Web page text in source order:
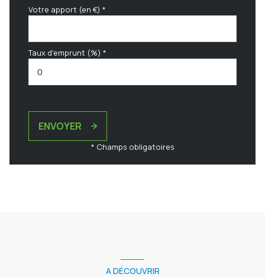
Votre apport (en €) *
Taux d'emprunt (%) *
ENVOYER
* Champs obligatoires
A DÉCOUVRIR